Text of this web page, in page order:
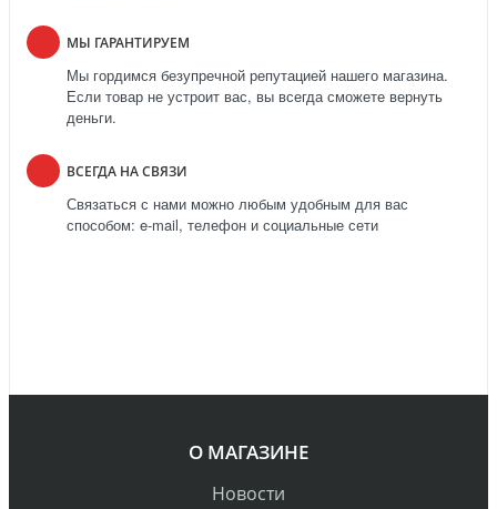
МЫ ГАРАНТИРУЕМ
Мы гордимся безупречной репутацией нашего магазина.
Если товар не устроит вас, вы всегда сможете вернуть
деньги.
ВСЕГДА НА СВЯЗИ
Связаться с нами можно любым удобным для вас
способом: e-mail, телефон и социальные сети
О МАГАЗИНЕ
Новости